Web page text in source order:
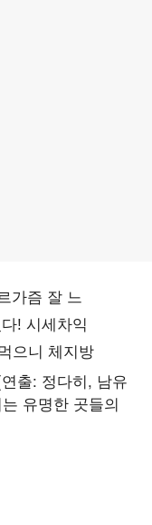
출: 정다히, 남유
유명한 곳들의